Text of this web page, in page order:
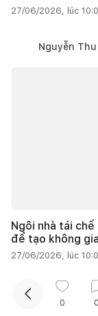
27/06/2026, lúc
Nguyễn
Ngôi nhà tái
để tạo không
27/06/2026, lúc
Thu Nguyễn
0 0